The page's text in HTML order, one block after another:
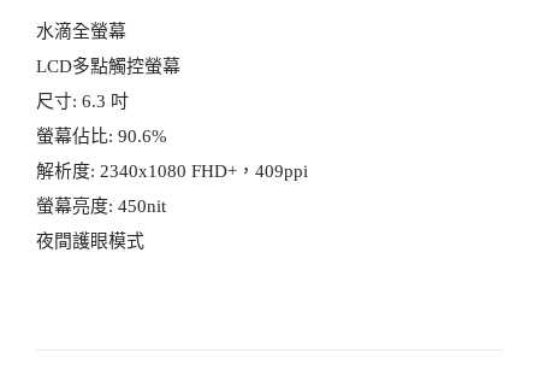
水滴全螢幕
LCD多點觸控螢幕
尺寸: 6.3 吋
螢幕佔比: 90.6%
解析度: 2340x1080 FHD+，409ppi
螢幕亮度: 450nit
夜間護眼模式